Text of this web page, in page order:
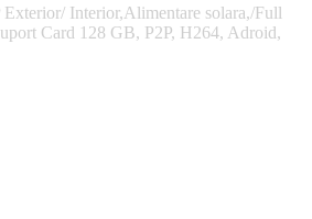
Exterior/ Interior,Alimentare solara,/Full
Card 128 GB, P2P, H264, Adroid,